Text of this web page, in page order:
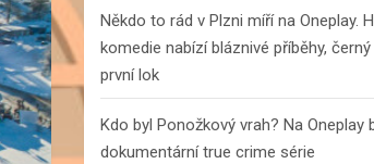
Někdo to rád v Plzni míří na Oneplay.
komedie nabízí bláznivé příběhy,
první lok
Kdo byl Ponožkový vrah? Na Oneplay
dokumentární true crime série